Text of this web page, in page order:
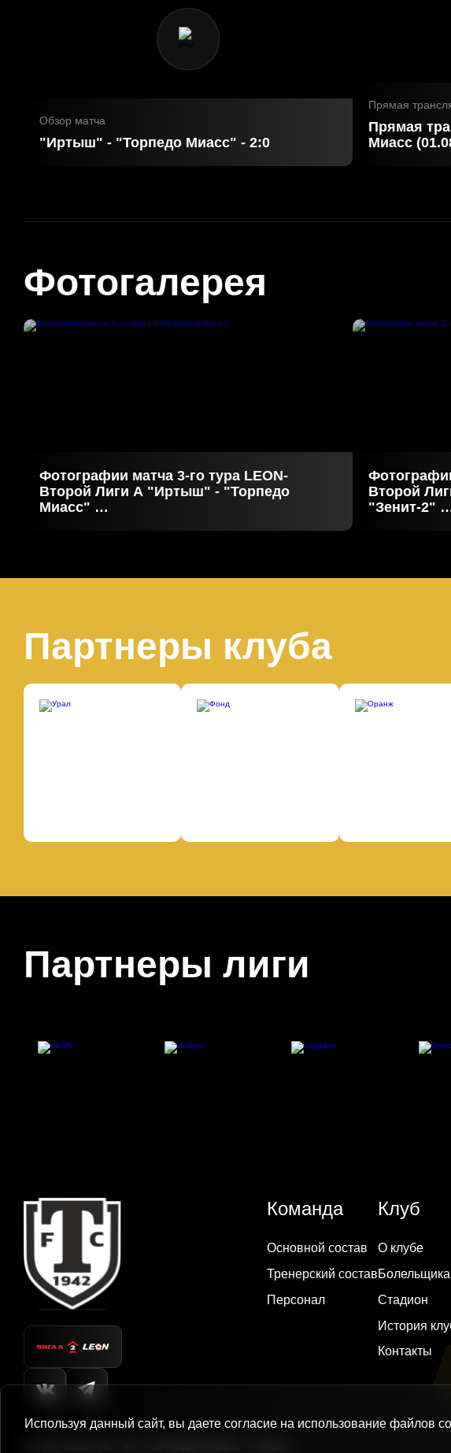
Обзор матча
"Иртыш" - "Торпедо Миасс" - 2:0
Прямая
Прямая
Миасс
Фотогалерея
Фотографии матча 3-го тура LEON-
Второй Лиги А "Иртыш" - "Торпедо
Миасс"
Второй
"Зенит-2"
Партнеры клуба
Партнеры лиги
Команда
Основной состав
Тренерский состав
Персонал
Клуб
О клубе
Стадион
История
Контакты
Используя данный сайт, вы даете согласие на использование файлов